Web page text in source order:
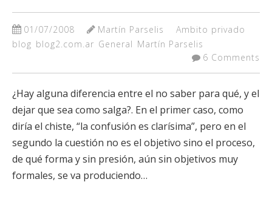
01/07/2008 Martín Parselis
Ambito privado
blog blog2.com.ar General Martín Parselis
6 Comments
¿Hay alguna diferencia entre el no saber para qué, y el
dejar que sea como salga?. En el primer caso, como
diría el chiste, “la confusión es clarísima”, pero en el
segundo la cuestión no es el objetivo sino el proceso,
de qué forma y sin presión, aún sin objetivos muy
formales, se va produciendo…